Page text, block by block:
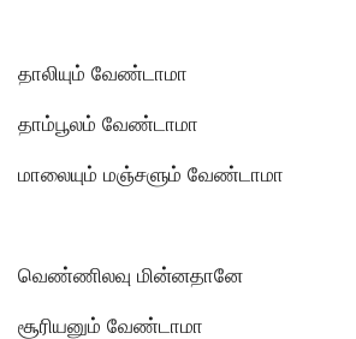
தாலியும் வேண்டாமா
தாம்பூலம் வேண்டாமா
மாலையும் மஞ்சளும் வேண்டாமா
வெண்ணிலவு மின்னதானே
சூரியனும் வேண்டாமா